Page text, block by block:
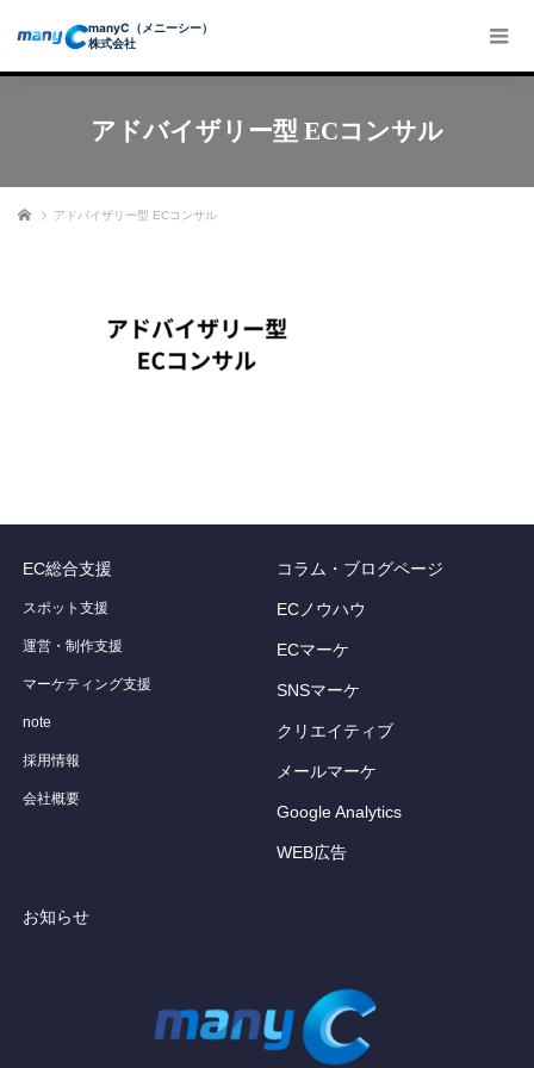
manyC（メニーシー）
株式会社
アドバイザリー型 ECコンサル
ホーム アドバイザリー型 ECコンサル
EC総合支援
スポット支援
運営・制作支援
マーケティング支援
note
採用情報
会社概要
コラム・ブログページ
ECノウハウ
ECマーケ
SNSマーケ
クリエイティブ
メールマーケ
Google Analytics
WEB広告
お知らせ